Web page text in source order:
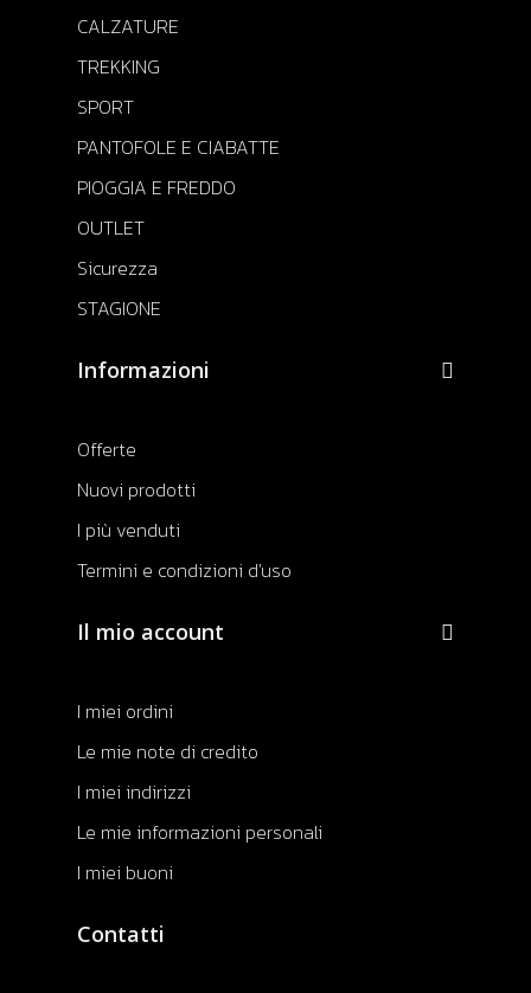
CALZATURE
TREKKING
SPORT
PANTOFOLE E CIABATTE
PIOGGIA E FREDDO
OUTLET
Sicurezza
STAGIONE
Informazioni
Offerte
Nuovi prodotti
I più venduti
Termini e condizioni d'uso
Il mio account
I miei ordini
Le mie note di credito
I miei indirizzi
Le mie informazioni personali
I miei buoni
Contatti